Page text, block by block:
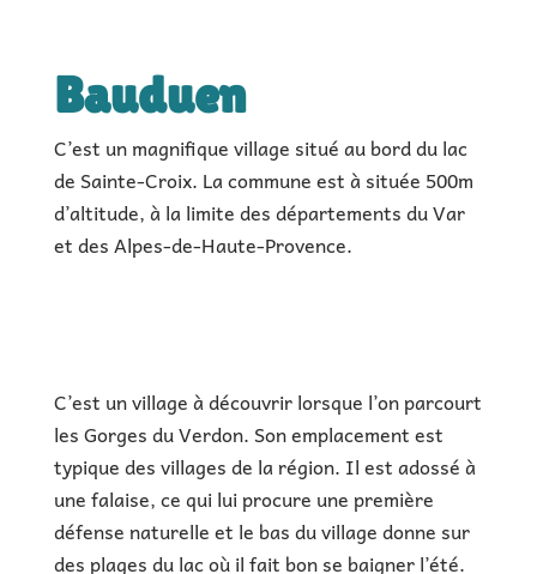
Bauduen
C’est un magnifique village situé au bord du lac
de Sainte-Croix. La commune est à située 500m
d’altitude, à la limite des départements du Var
et des Alpes-de-Haute-Provence.
C’est un village à découvrir lorsque l’on parcourt
les Gorges du Verdon. Son emplacement est
typique des villages de la région. Il est adossé à
une falaise, ce qui lui procure une première
défense naturelle et le bas du village donne sur
des plages du lac où il fait bon se baigner l’été.